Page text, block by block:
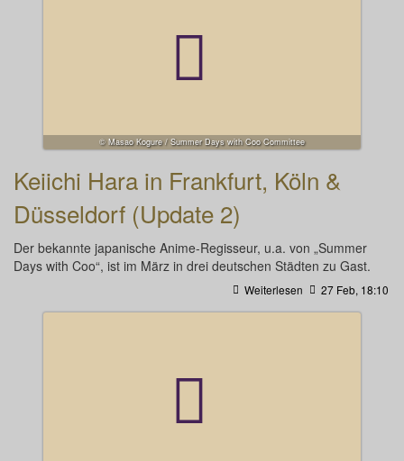
© Masao Kogure / Summer Days with Coo Committee
Keiichi Hara in Frankfurt, Köln &
Düsseldorf (Update 2)
Der bekannte japanische Anime-Regisseur, u.a. von „Summer
Days with Coo“, ist im März in drei deutschen Städten zu Gast.
Weiterlesen 27 Feb, 18:10